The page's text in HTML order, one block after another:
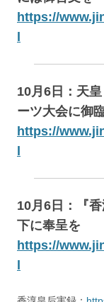
https://
10月6日：天
ーツ大会に御
https://
10月6日：『
下に奉呈を
https://